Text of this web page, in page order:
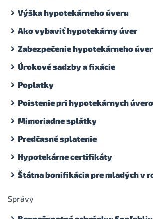
Výška hypotekárneho úveru
Ako vybaviť hypotekárny úver
Zabezpečenie hypotekárneho
Úrokové sadzby a fixácie
Poplatky
Poistenie pri hypotekárnych
Mimoriadne splátky
Predčasné splatenie
Hypotekárne certifikáty
Štátna bonifikácia pre mladých v
Správy